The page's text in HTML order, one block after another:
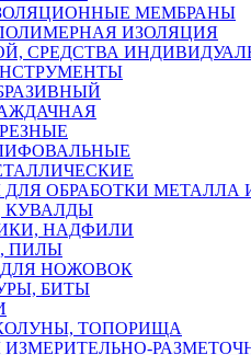
МЕМБРАНЫ
ИЗОЛЯЦИЯ
СРЕДСТВА
ОБРАБОТКИ МЕТАЛЛА
КУВАЛДЫ
НАДФИЛИ
ПИЛЫ
НОЖОВОК
БИТЫ
ТОПОРИЩА